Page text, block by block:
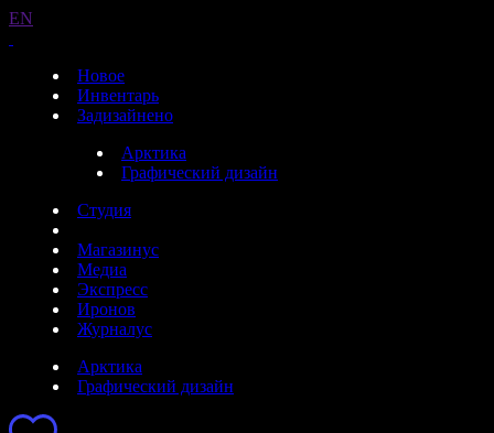
EN
Новое
Инвентарь
Задизайнено
Арктика
Графический дизайн
Студия
Магазинус
Медиа
Экспресс
Иронов
Журналус
Арктика
Графический дизайн